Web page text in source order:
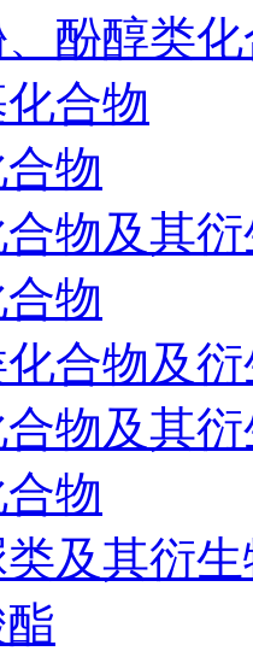
酚醇类
合物
物
物及其
物
合物及
物及其
物
及其衍